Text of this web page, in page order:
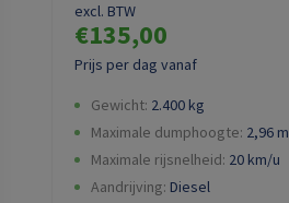
Prijs per dag vanaf
€135,00
excl. BTW
Gewicht: 2.400 kg
Maximale dumphoogte: 2,96 m
Maximale rijsnelheid: 20 km/u
Aandrijving: Diesel